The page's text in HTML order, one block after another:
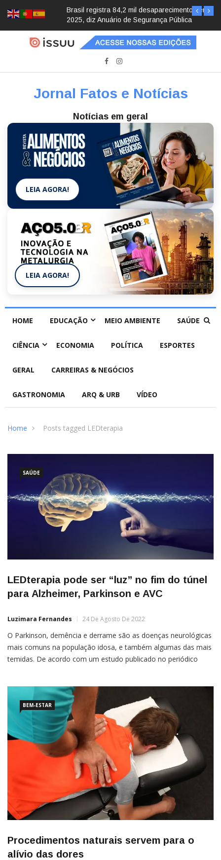
Brasil registra 84,2 mil desaparecimentos em
2025, diz Anuário de Segurança Pública
Jornal Fatos e Notícias
Notícias em geral
LEIA AGORA!
LEIA AGORA!
HOME EDUCAÇÃO MEIO AMBIENTE SAÚDE
CIÊNCIA ECONOMIA POLÍTICA ESPORTES
GERAL CARREIRAS & NEGÓCIOS
GASTRONOMIA ARQ & URB VÍDEO
Home Posts tagged LEDterapia
SAÚDE
LEDterapia pode ser “luz” no fim do túnel
para Alzheimer, Parkinson e AVC
Luzimara Fernandes 24 De Agosto De 2022
O Parkinson, demência e derrame são as doenças neurológicas
mais comuns na população idosa, e também algumas das mais
temidas. De acordo com um estudo publicado no periódico
BEM-ESTAR
Procedimentos naturais servem para o
alívio das dores